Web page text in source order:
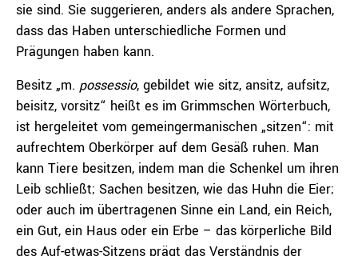
sie sind. Sie suggerieren, anders als andere Sprachen,
dass das Haben unterschiedliche Formen und
Prägungen haben kann.
Besitz „m. possessio, gebildet wie sitz, ansitz, aufsitz,
beisitz, vorsitz“ heißt es im Grimmschen Wörterbuch,
ist hergeleitet vom gemeingermanischen „sitzen“: mit
aufrechtem Oberkörper auf dem Gesäß ruhen. Man
kann Tiere besitzen, indem man die Schenkel um ihren
Leib schließt; Sachen besitzen, wie das Huhn die Eier;
oder auch im übertragenen Sinne ein Land, ein Reich,
ein Gut, ein Haus oder ein Erbe – das körperliche Bild
des Auf-etwas-Sitzens prägt das Verständnis der